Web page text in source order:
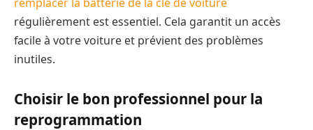
régulièrement est essentiel. Cela garantit un accès
facile à votre voiture et prévient des problèmes
inutiles.
Choisir le bon professionnel pour la
reprogrammation